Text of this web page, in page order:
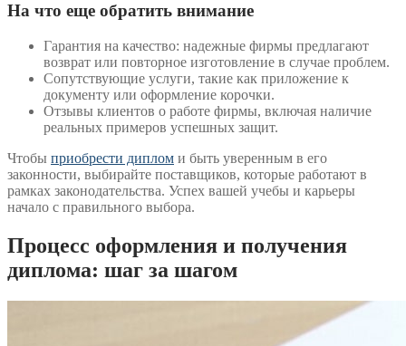
На что еще обратить внимание
Гарантия на качество: надежные фирмы предлагают
возврат или повторное изготовление в случае проблем.
Сопутствующие услуги, такие как приложение к
документу или оформление корочки.
Отзывы клиентов о работе фирмы, включая наличие
реальных примеров успешных защит.
Чтобы приобрести диплом и быть уверенным в его
законности, выбирайте поставщиков, которые работают в
рамках законодательства. Успех вашей учебы и карьеры
начало с правильного выбора.
Процесс оформления и получения
диплома: шаг за шагом